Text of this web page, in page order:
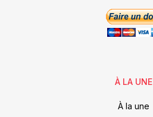
À LA UNE
À la une